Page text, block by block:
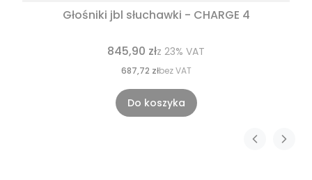
Głośniki jbl słuchawki - CHARGE 4
845,90 złz 23% VAT
687,72 złbez VAT
Do koszyka